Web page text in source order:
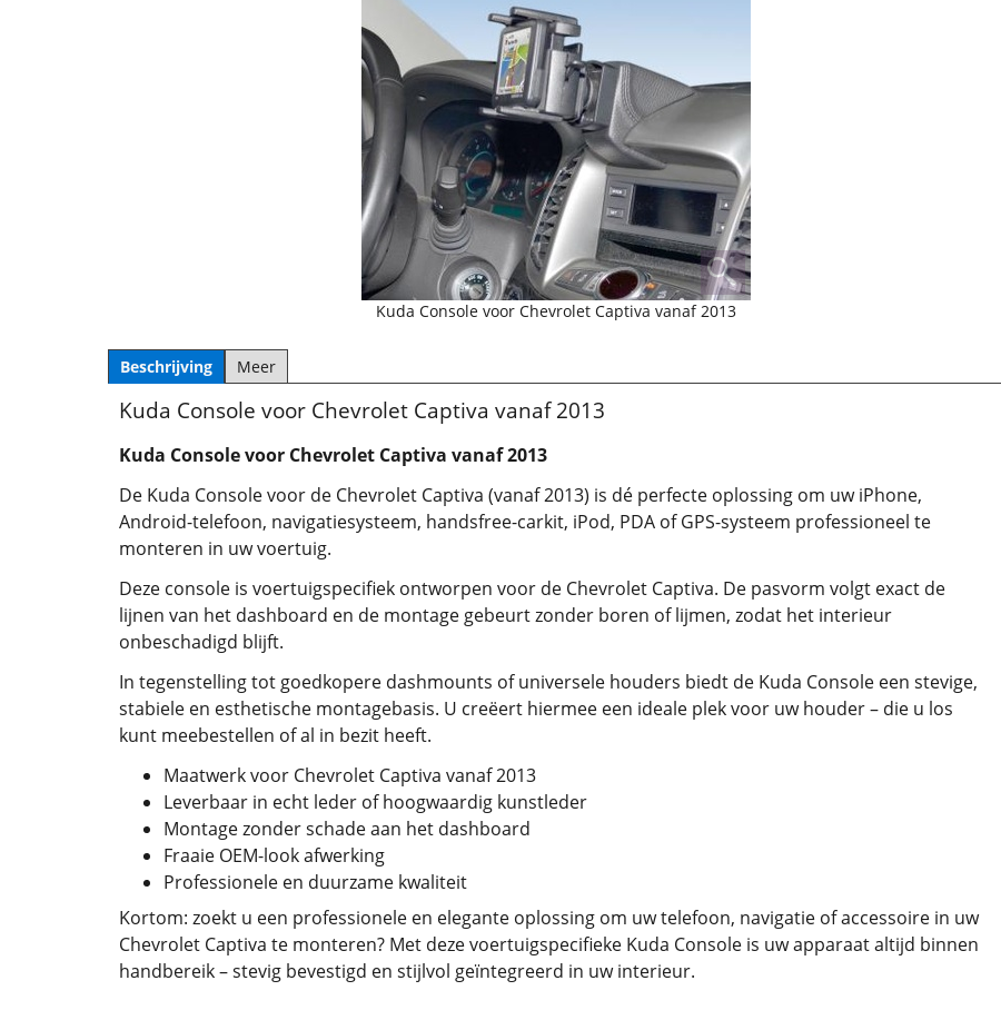
Kuda Console voor Chevrolet Captiva vanaf 2013
Beschrijving Meer
Kuda Console voor Chevrolet Captiva vanaf 2013
Kuda Console voor Chevrolet Captiva vanaf 2013
De Kuda Console voor de Chevrolet Captiva (vanaf 2013) is dé perfecte oplossing om uw iPhone,
Android-telefoon, navigatiesysteem, handsfree-carkit, iPod, PDA of GPS-systeem professioneel te
monteren in uw voertuig.
Deze console is voertuigspecifiek ontworpen voor de Chevrolet Captiva. De pasvorm volgt exact de
lijnen van het dashboard en de montage gebeurt zonder boren of lijmen, zodat het interieur
onbeschadigd blijft.
In tegenstelling tot goedkopere dashmounts of universele houders biedt de Kuda Console een stevige,
stabiele en esthetische montagebasis. U creëert hiermee een ideale plek voor uw houder – die u los
kunt meebestellen of al in bezit heeft.
Maatwerk voor Chevrolet Captiva vanaf 2013
Leverbaar in echt leder of hoogwaardig kunstleder
Montage zonder schade aan het dashboard
Fraaie OEM-look afwerking
Professionele en duurzame kwaliteit
Kortom: zoekt u een professionele en elegante oplossing om uw telefoon, navigatie of accessoire in uw
Chevrolet Captiva te monteren? Met deze voertuigspecifieke Kuda Console is uw apparaat altijd binnen
handbereik – stevig bevestigd en stijlvol geïntegreerd in uw interieur.